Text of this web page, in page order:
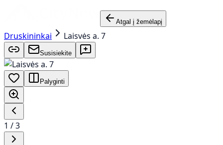
Atgal į žemėlapį
Druskininkai Laisvės a. 7
Susisiekite
Palyginti
1 /3